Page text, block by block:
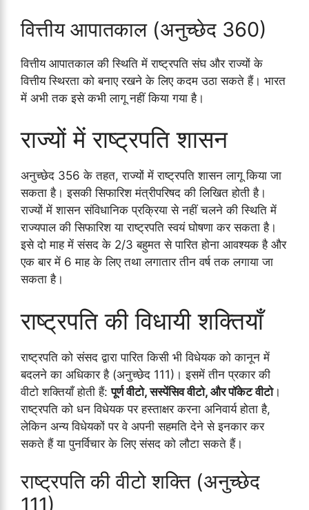
वित्तीय आपातकाल (अनुच्छेद 360)
वित्तीय आपातकाल की स्थिति में राष्ट्रपति संघ और राज्यों के
वित्तीय स्थिरता को बनाए रखने के लिए कदम उठा सकते हैं। भारत
में अभी तक इसे कभी लागू नहीं किया गया है।
राज्यों में राष्ट्रपति शासन
अनुच्छेद 356 के तहत, राज्यों में राष्ट्रपति शासन लागू किया जा
सकता है। इसकी सिफारिश मंत्रीपरिषद की लिखित होती है।
राज्यों में शासन संविधानिक प्रक्रिया से नहीं चलने की स्थिति में
राज्यपाल की सिफारिश या राष्ट्रपति स्वयं घोषणा कर सकता है।
इसे दो माह में संसद के 2/3 बहुमत से पारित होना आवश्यक है और
एक बार में 6 माह के लिए तथा लगातार तीन वर्ष तक लगाया जा
सकता है।
राष्ट्रपति की विधायी शक्तियाँ
राष्ट्रपति को संसद द्वारा पारित किसी भी विधेयक को कानून में
बदलने का अधिकार है (अनुच्छेद 111)। इसमें तीन प्रकार की
वीटो शक्तियाँ होती हैं:पूर्ण वीटो, सस्पेंसिव वीटो, और पॉकेट वीटो।
राष्ट्रपति को धन विधेयक पर हस्ताक्षर करना अनिवार्य होता है,
लेकिन अन्य विधेयकों पर वे अपनी सहमति देने से इनकार कर
सकते हैं या पुनर्विचार के लिए संसद को लौटा सकते हैं।
राष्ट्रपति की वीटो शक्ति (अनुच्छेद
111)